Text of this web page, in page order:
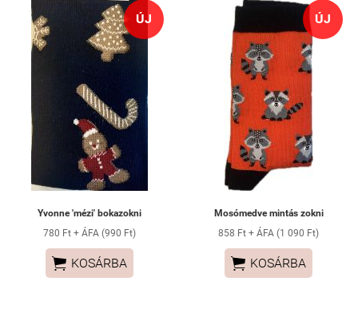
ÚJ
Yvonne 'mézi' bokazokni
780 Ft + ÁFA (990 Ft)
 KOSÁRBA
ÚJ
Mosómedve mintás zokni
858 Ft + ÁFA (1 090 Ft)
 KOSÁRBA